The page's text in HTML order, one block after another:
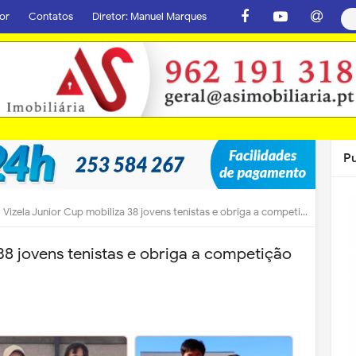
Contatos Diretor: Manuel Marques
Vizela Junior Cup mobiliza 38 jovens tenistas e obriga a competição a estender-se até Lousada
jovens tenistas e obriga a competição